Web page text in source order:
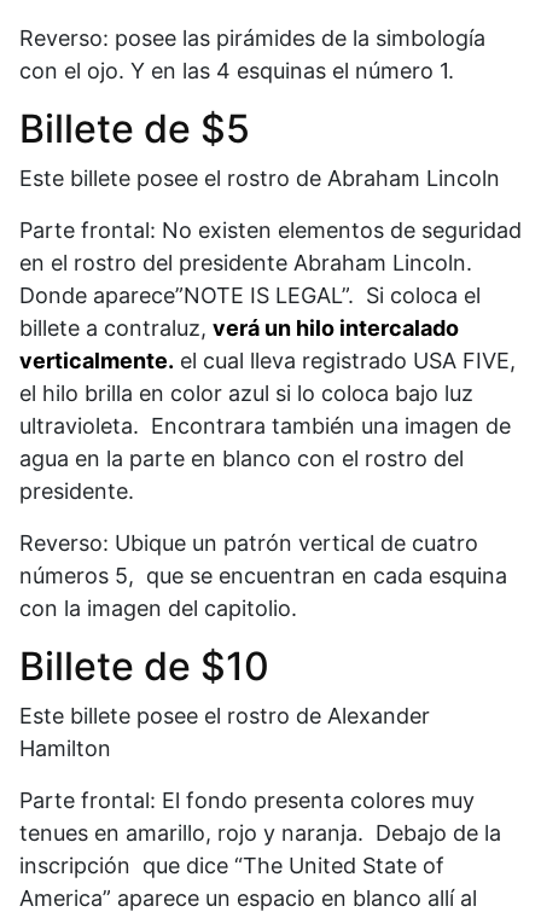
Reverso: posee las pirámides de la simbología
con el ojo. Y en las 4 esquinas el número 1.
Billete de $5
Este billete posee el rostro de Abraham Lincoln
Parte frontal: No existen elementos de seguridad
en el rostro del presidente Abraham Lincoln.
Donde aparece”NOTE IS LEGAL”. Si coloca el
billete a contraluz, verá un hilo intercalado
verticalmente. el cual lleva registrado USA FIVE,
el hilo brilla en color azul si lo coloca bajo luz
ultravioleta. Encontrara también una imagen de
agua en la parte en blanco con el rostro del
presidente.
Reverso: Ubique un patrón vertical de cuatro
números 5, que se encuentran en cada esquina
con la imagen del capitolio.
Billete de $10
Este billete posee el rostro de Alexander
Hamilton
Parte frontal: El fondo presenta colores muy
tenues en amarillo, rojo y naranja. Debajo de la
inscripción que dice “The United State of
America” aparece un espacio en blanco allí al